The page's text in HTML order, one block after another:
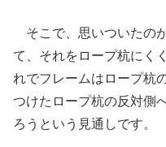
そこで、思いついたの
て、それをロープ杭にく
れでフレームはロープ杭
つけたロープ杭の反対側
ろうという見通しです。